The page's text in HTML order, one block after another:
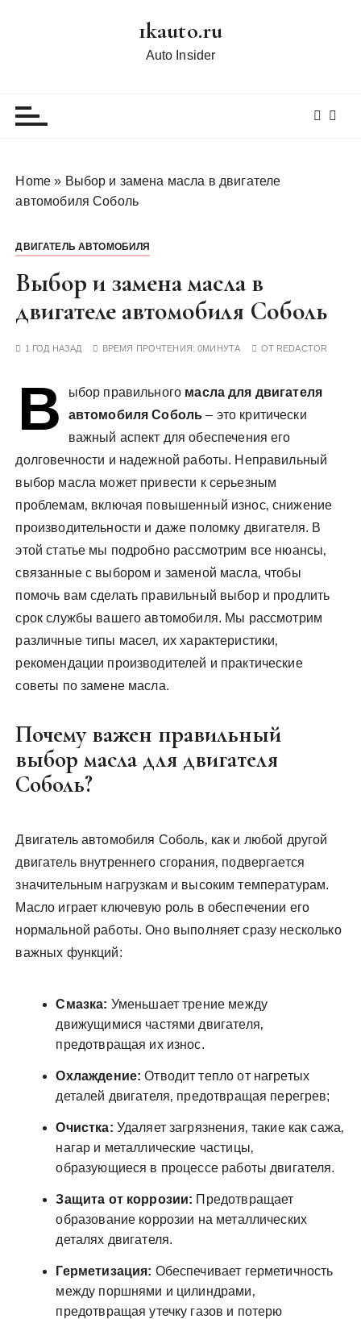
1kauto.ru
Auto Insider
Home » Выбор и замена масла в двигателе
автомобиля Соболь
ДВИГАТЕЛЬ АВТОМОБИЛЯ
Выбор и замена масла в
двигателе автомобиля Соболь
1 ГОД НАЗАД ВРЕМЯ ПРОЧТЕНИЯ:0МИНУТА ОТ REDACTOR
В ыбор правильного масла для двигателя
автомобиля Соболь – это критически
важный аспект для обеспечения его
долговечности и надежной работы. Неправильный
выбор масла может привести к серьезным
проблемам‚ включая повышенный износ‚ снижение
производительности и даже поломку двигателя. В
этой статье мы подробно рассмотрим все нюансы‚
связанные с выбором и заменой масла‚ чтобы
помочь вам сделать правильный выбор и продлить
срок службы вашего автомобиля. Мы рассмотрим
различные типы масел‚ их характеристики‚
рекомендации производителей и практические
советы по замене масла.
Почему важен правильный
выбор масла для двигателя
Соболь?
Двигатель автомобиля Соболь‚ как и любой другой
двигатель внутреннего сгорания‚ подвергается
значительным нагрузкам и высоким температурам.
Масло играет ключевую роль в обеспечении его
нормальной работы. Оно выполняет сразу несколько
важных функций:
Смазка: Уменьшает трение между
движущимися частями двигателя‚
предотвращая их износ.
Охлаждение: Отводит тепло от нагретых
деталей двигателя‚ предотвращая перегрев;
Очистка: Удаляет загрязнения‚ такие как сажа‚
нагар и металлические частицы‚
образующиеся в процессе работы двигателя.
Защита от коррозии: Предотвращает
образование коррозии на металлических
деталях двигателя.
Герметизация: Обеспечивает герметичность
между поршнями и цилиндрами‚
предотвращая утечку газов и потерю